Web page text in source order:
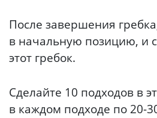
После завершения
в начальную позицию, и
этот гребок.
Сделайте 10 подходов в
в каждом подходе по 20-